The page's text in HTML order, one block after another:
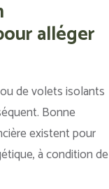
alléger
de volets isolants
Bonne
existent pour
à condition de